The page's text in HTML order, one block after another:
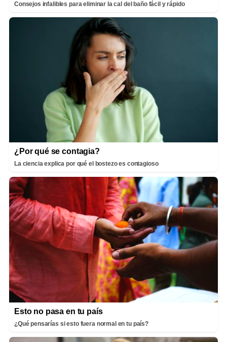
Consejos infalibles para eliminar la cal del baño fácil y rápido
¿Por qué se contagia?
La ciencia explica por qué el bostezo es contagioso
Esto no pasa en tu país
¿Qué pensarías si esto fuera normal en tu país?